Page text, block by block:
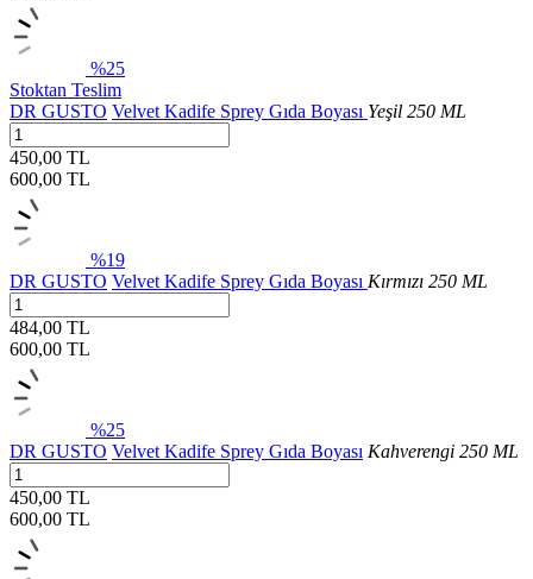
%25
Stoktan Teslim
DR GUSTO Velvet Kadife Sprey Gıda Boyası Yeşil 250 ML
450,00 TL
600,00 TL
%19
DR GUSTO Velvet Kadife Sprey Gıda Boyası Kırmızı 250 ML
484,00 TL
600,00 TL
%25
DR GUSTO Velvet Kadife Sprey Gıda Boyası Kahverengi 250 ML
450,00 TL
600,00 TL